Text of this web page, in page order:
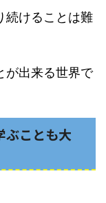
続けることは難
が出来る世界で
ぶことも大